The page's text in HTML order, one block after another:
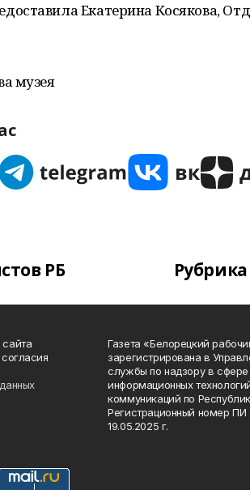
Екатерина Косякова,
музея
РБ
Газета «Белорецкий
зарегистрирована в
службы по надзору в сфере
информационных
коммуникаций по
Регистрационный номер
19.05.2025 г.